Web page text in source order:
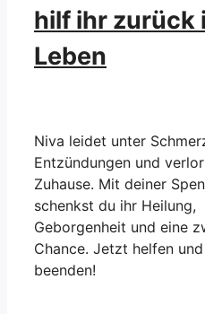
hilf ihr zurück
Leben
Niva leidet unter
Entzündungen und
Zuhause. Mit deiner
schenkst du ihr Heilung,
Geborgenheit und eine
Chance. Jetzt helfen
beenden!